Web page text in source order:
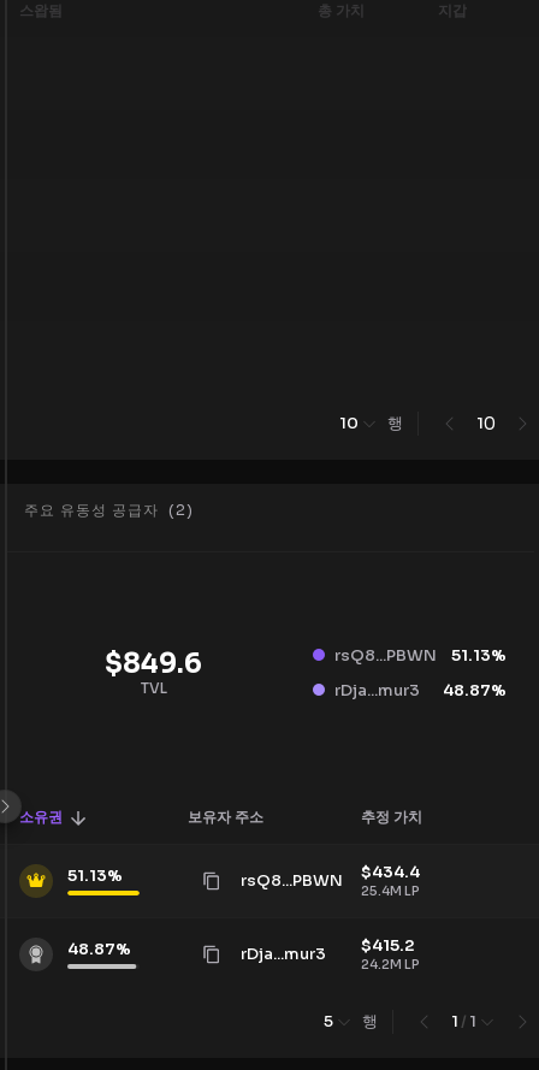
스왑됨 총 가치 지갑
10 행 10
주요 유동성 공급자 ( 2)
$849.6
TVL
rsQ8...PBWN 51.13%
rDja...mur3
48.87%
소유권 보유자 주소 추정 가치
51.13% rsQ8...PBWN $434.4
25.4M LP
48.87% rDja...mur3 $415.2
24.2M LP
5 행 1 / 1